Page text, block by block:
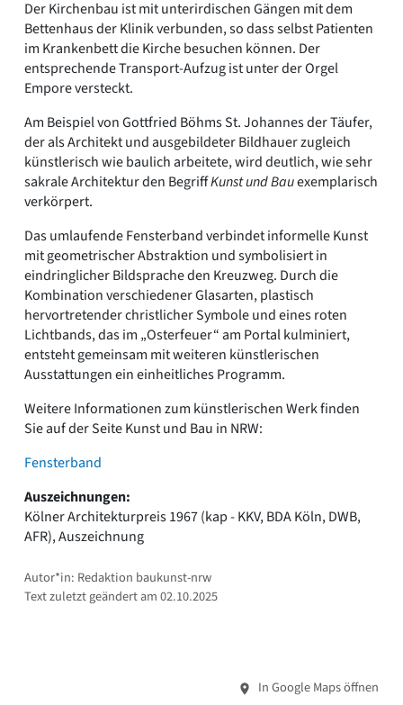
Der Kirchenbau ist mit unterirdischen Gängen mit dem
Bettenhaus der Klinik verbunden, so dass selbst Patienten
im Krankenbett die Kirche besuchen können. Der
entsprechende Transport-Aufzug ist unter der Orgel
Empore versteckt.
Am Beispiel von Gottfried Böhms St. Johannes der Täufer,
der als Architekt und ausgebildeter Bildhauer zugleich
künstlerisch wie baulich arbeitete, wird deutlich, wie sehr
sakrale Architektur den BegriffKunst und Bauexemplarisch
verkörpert.
Das umlaufende Fensterband verbindet informelle Kunst
mit geometrischer Abstraktion und symbolisiert in
eindringlicher Bildsprache den Kreuzweg. Durch die
Kombination verschiedener Glasarten, plastisch
hervortretender christlicher Symbole und eines roten
Lichtbands, das im „Osterfeuer“ am Portal kulminiert,
entsteht gemeinsam mit weiteren künstlerischen
Ausstattungen ein einheitliches Programm.
Weitere Informationen zum künstlerischen Werk finden
Sie auf der Seite Kunst und Bau in NRW:
Fensterband
Auszeichnungen:
Kölner Architekturpreis 1967 (kap - KKV, BDA Köln, DWB,
AFR), Auszeichnung
Autor*in: Redaktion baukunst-nrw
Text zuletzt geändert am 02.10.2025
In Google Maps öffnen